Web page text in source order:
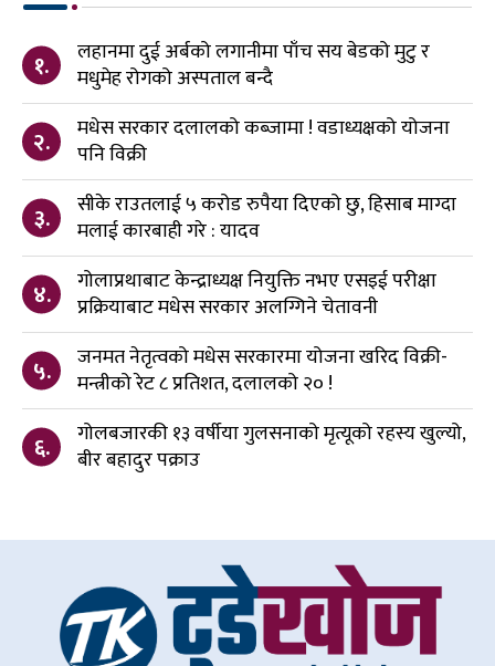
१.
लहानमा दुई अर्बको लगानीमा पाँच सय बेडको मुटु र
मधुमेह रोगको अस्पताल बन्दै
२.
मधेस सरकार दलालको कब्जामा ! वडाध्यक्षको योजना
पनि विक्री
३.
सीके राउतलाई ५ करोड रुपैया दिएको छु, हिसाब माग्दा
मलाई कारबाही गरे : यादव
४.
गोलाप्रथाबाट केन्द्राध्यक्ष नियुक्ति नभए एसइई परीक्षा
प्रक्रियाबाट मधेस सरकार अलग्गिने चेतावनी
५.
जनमत नेतृत्वको मधेस सरकारमा योजना खरिद विक्री-
मन्त्रीको रेट ८ प्रतिशत, दलालको २० !
६.
गोलबजारकी १३ वर्षीया गुलसनाको मृत्यूको रहस्य खुल्यो,
बीर बहादुर पक्राउ